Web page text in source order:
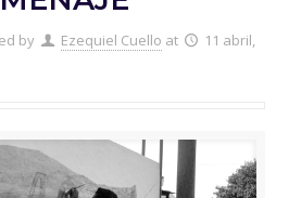
by Ezequiel Cuello at
11 abril,